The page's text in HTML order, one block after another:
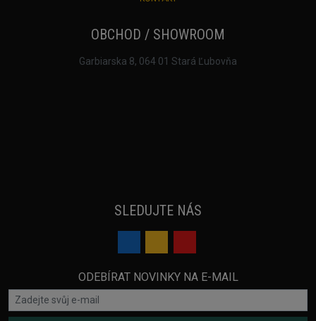
OBCHOD / SHOWROOM
Garbiarska 8, 064 01 Stará Ľubovňa
SLEDUJTE NÁS
ODEBÍRAT NOVINKY NA E-MAIL